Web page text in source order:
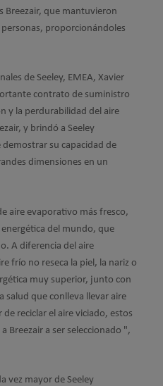
Breezair, que mantuvieron
proporcionándoles
de Seeley, EMEA, Xavier
contrato de suministro
y la perdurabilidad del aire
y brindó a Seeley
su capacidad de
dimensiones en un
aire evaporativo más fresco,
del mundo, que
A diferencia del aire
frío no reseca la piel, la nariz o
muy superior, junto con
salud que conlleva llevar aire
reciclar el aire viciado, estos
Breezair a ser seleccionado ",
vez mayor de Seeley